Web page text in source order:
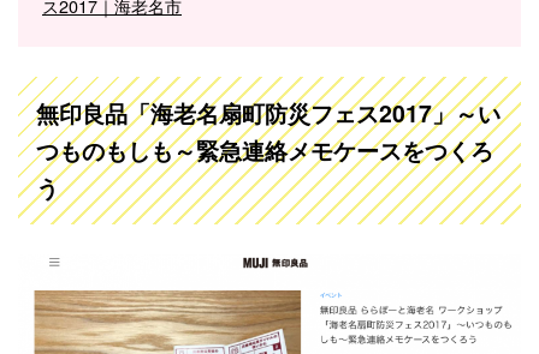
ス2017｜海老名市
無印良品「海老名扇町防災フェス2017」～い
つものもしも～緊急連絡メモケースをつくろ
う